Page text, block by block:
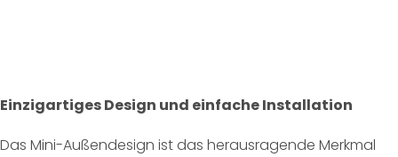
Einzigartiges Design und einfache Installation
Das Mini-Außendesign ist das herausragende Merkmal